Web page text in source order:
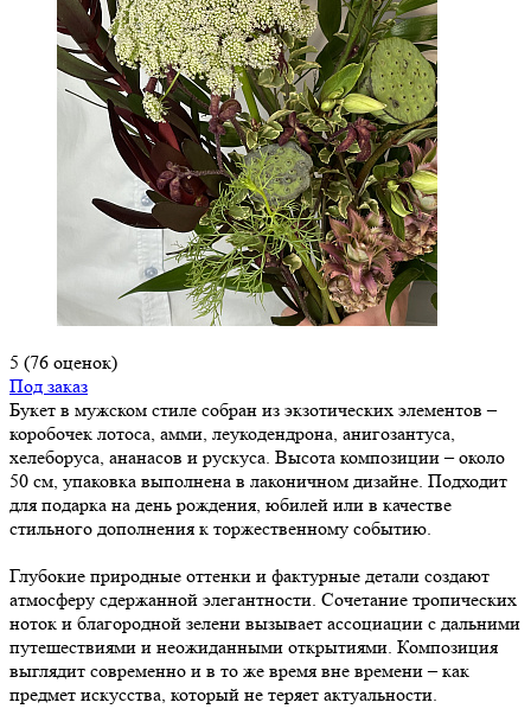
5 (76 оценок)
Под заказ
Букет в мужском стиле собран из экзотических элементов –
коробочек лотоса, амми, леукодендрона, анигозантуса,
хелеборуса, ананасов и рускуса. Высота композиции – около
50 см, упаковка выполнена в лаконичном дизайне. Подходит
для подарка на день рождения, юбилей или в качестве
стильного дополнения к торжественному событию.
Глубокие природные оттенки и фактурные детали создают
атмосферу сдержанной элегантности. Сочетание тропических
ноток и благородной зелени вызывает ассоциации с дальними
путешествиями и неожиданными открытиями. Композиция
выглядит современно и в то же время вне времени – как
предмет искусства, который не теряет актуальности.